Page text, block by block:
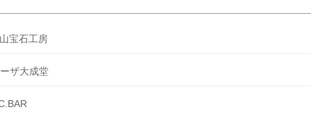
宝石工房
ザ大成堂